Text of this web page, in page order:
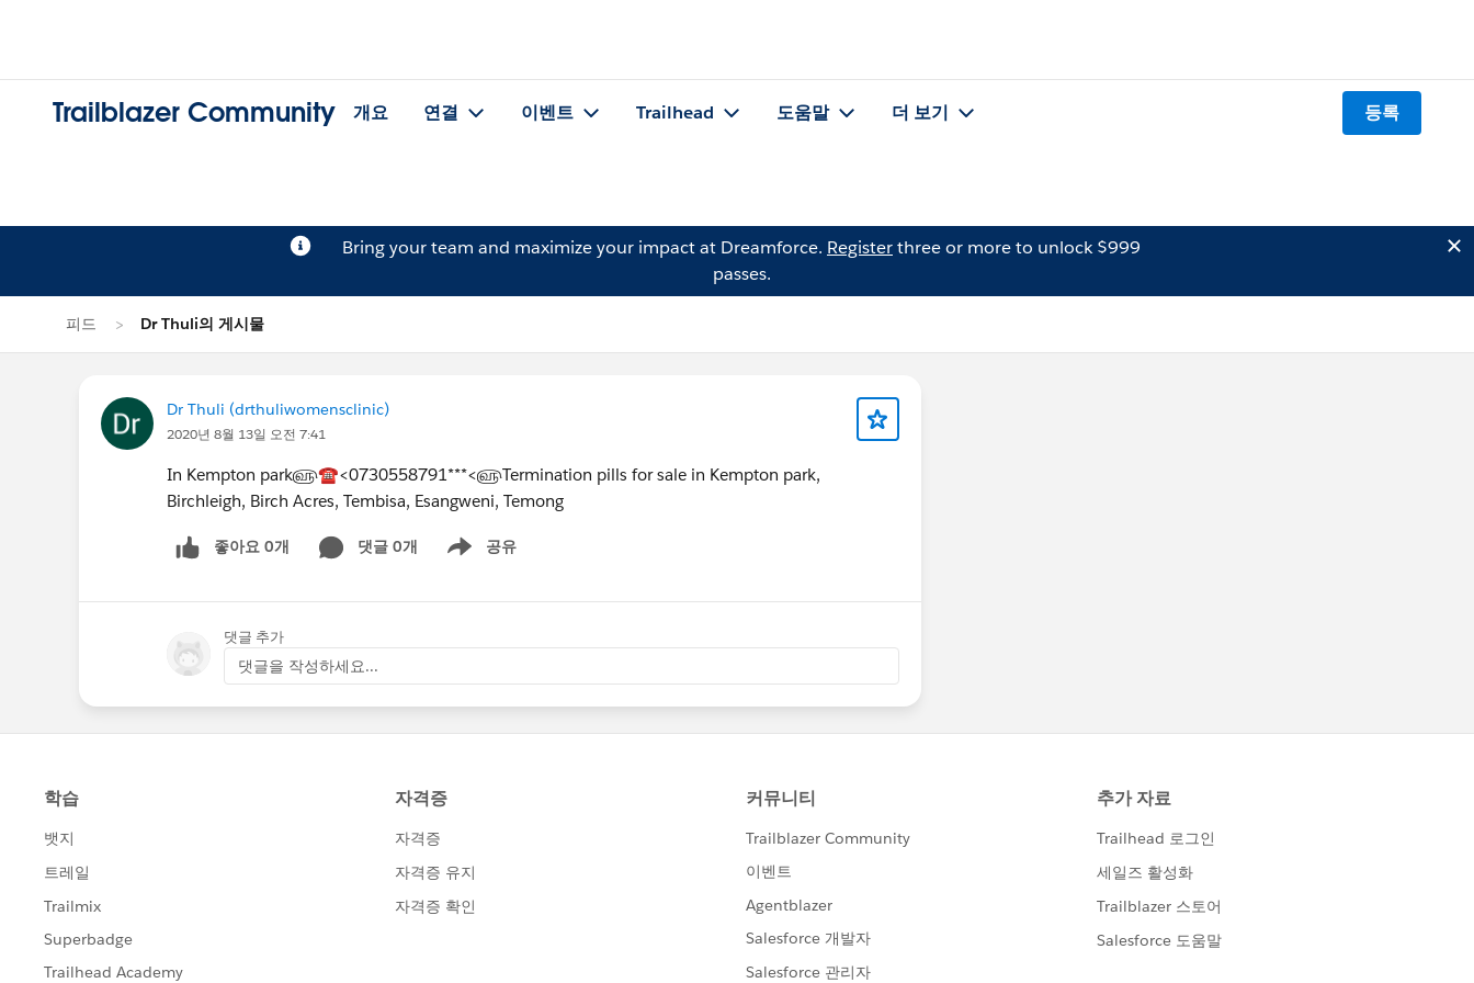
Trailblazer Community 개요 연결 이벤트 Trailhead 도움말 더 보기 등록
Bring your team and maximize your impact at Dreamforce. Registerthree or more to unlock $999
passes.
피드 Dr Thuli의 게시물
Dr Thuli (drthuliwomensclinic)
2020년 8월 13일 오전 7:41
In Kempton park௵☎<0730558791***<௵Termination pills for sale in Kempton park,
Birchleigh, Birch Acres, Tembisa, Esangweni, Temong
좋아요 0개 댓글 0개 공유
Show menu
댓글 추가
댓글을 작성하세요...